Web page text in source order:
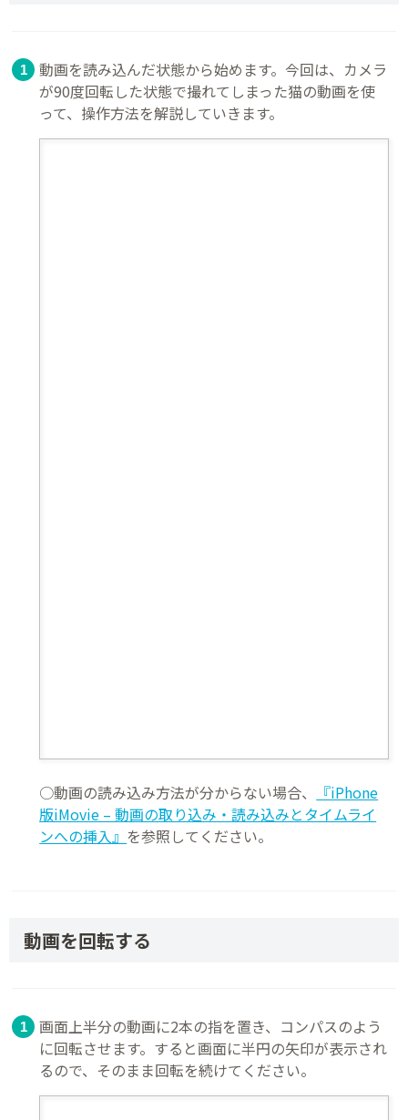
動画を読み込んだ状態から始めます。今回は、カメラ
が90度回転した状態で撮れてしまった猫の動画を使
って、操作方法を解説していきます。
○動画の読み込み方法が分からない場合、
『iPhone
版iMovie – 動画の取り込み・読み込みとタイムライ
ンへの挿入』 を参照してください。
動画を回転する
画面上半分の動画に2本の指を置き、コンパスのよう
に回転させます。すると画面に半円の矢印が表示され
るので、そのまま回転を続けてください。